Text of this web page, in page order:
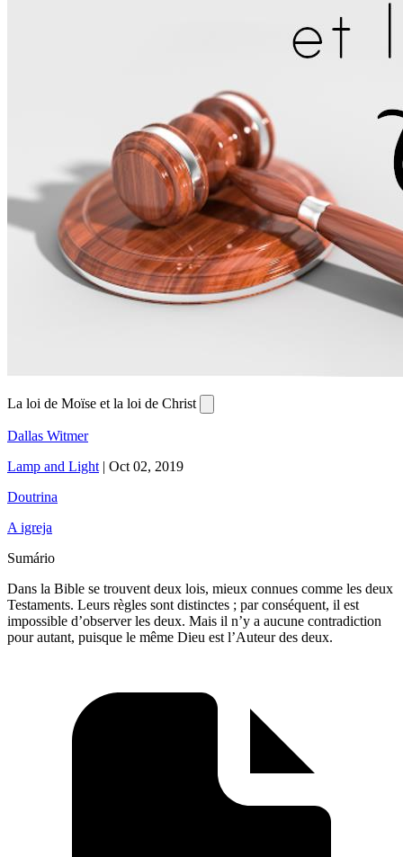
La loi de Moïse et la loi de Christ
Dallas Witmer
Lamp and Light | Oct 02, 2019
Doutrina
A igreja
Sumário
Dans la Bible se trouvent deux lois, mieux connues comme les deux
Testaments. Leurs règles sont distinctes ; par conséquent, il est
impossible d’observer les deux. Mais il n’y a aucune contradiction
pour autant, puisque le même Dieu est l’Auteur des deux.